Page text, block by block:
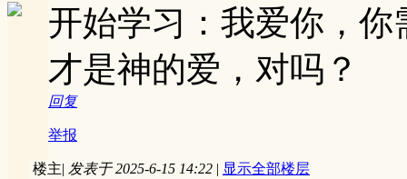
开始学习：我爱你，
才是神的爱，对吗？
回复
举报
楼主| 发表于 2025-6-15 14:22 | 显示全部楼层